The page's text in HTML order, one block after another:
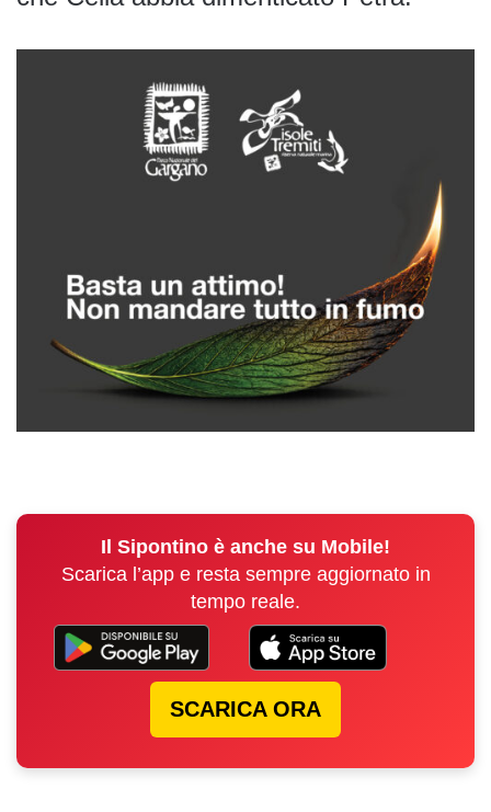
Il Sipontino è anche su Mobile!
Scarica l’app e resta sempre aggiornato in
tempo reale.
SCARICA ORA